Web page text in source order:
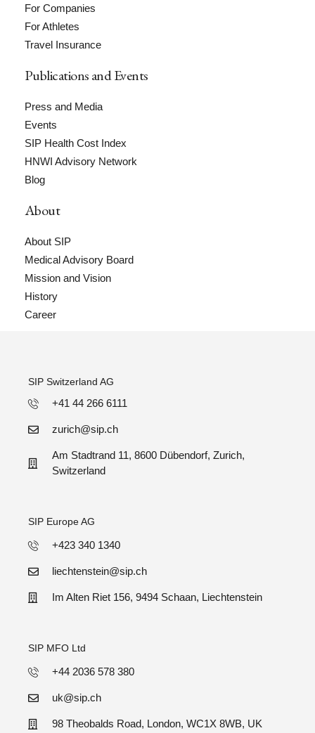
For Companies
For Athletes
Travel Insurance
Publications and Events
Press and Media
Events
SIP Health Cost Index
HNWI Advisory Network
Blog
About
About SIP
Medical Advisory Board
Mission and Vision
History
Career
SIP Switzerland AG
+41 44 266 6111
zurich@sip.ch
Am Stadtrand 11, 8600 Dübendorf, Zurich,
Switzerland
SIP Europe AG
+423 340 1340
liechtenstein@sip.ch
Im Alten Riet 156, 9494 Schaan, Liechtenstein
SIP MFO Ltd
+44 2036 578 380
uk@sip.ch
98 Theobalds Road, London, WC1X 8WB, UK